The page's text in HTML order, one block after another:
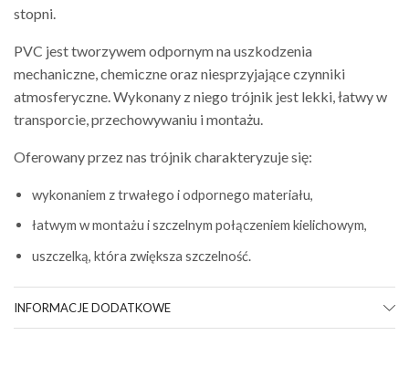
stopni.
PVC jest tworzywem odpornym na uszkodzenia
mechaniczne, chemiczne oraz niesprzyjające czynniki
atmosferyczne. Wykonany z niego trójnik jest lekki, łatwy w
transporcie, przechowywaniu i montażu.
Oferowany przez nas trójnik charakteryzuje się:
wykonaniem z trwałego i odpornego materiału,
łatwym w montażu i szczelnym połączeniem kielichowym,
uszczelką, która zwiększa szczelność.
INFORMACJE DODATKOWE